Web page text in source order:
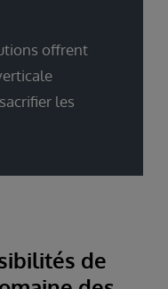
offrent
les
de